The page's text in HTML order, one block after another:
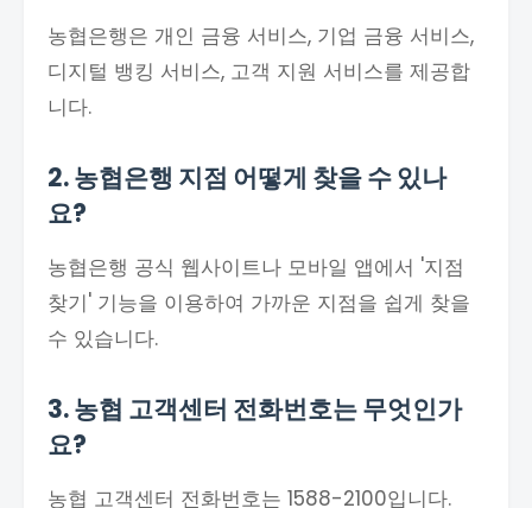
농협은행은 개인 금융 서비스, 기업 금융 서비스,
디지털 뱅킹 서비스, 고객 지원 서비스를 제공합
니다.
2. 농협은행 지점 어떻게 찾을 수 있나
요?
농협은행 공식 웹사이트나 모바일 앱에서 '지점
찾기' 기능을 이용하여 가까운 지점을 쉽게 찾을
수 있습니다.
3. 농협 고객센터 전화번호는 무엇인가
요?
농협 고객센터 전화번호는 1588-2100입니다.